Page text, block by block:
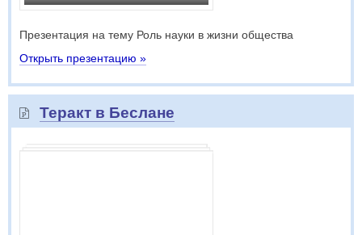
Презентация на тему Роль науки в жизни общества
Открыть презентацию »
Теракт в Беслане